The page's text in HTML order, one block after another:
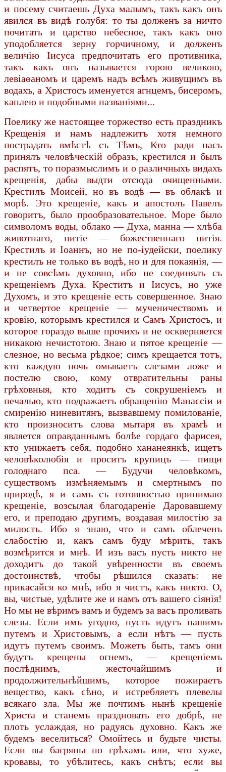
и посему считаешь Духа малымъ, такъ какъ онъ
явился въ видѣ голубя: то ты долженъ за ничто
почитать и царство небесное, такъ какъ оно
уподобляется зерну горчичному, и долженъ
величію Іисуса предпочитать его противника,
такъ какъ онъ называется горою великою,
левіаѳаномъ и царемъ надъ всѣмъ живущимъ въ
водахъ, а Христосъ именуется агнцемъ, бисеромъ,
каплею и подобными названіями...
Поелику же настоящее торжество есть праздникъ
Крещенія и намъ надлежитъ хотя немного
пострадать вмѣстѣ съ Тѣмъ, Кто ради насъ
принялъ человѣческій образъ, крестился и былъ
распятъ, то поразмыслимъ и о различныхъ видахъ
крещенія, дабы выдти отсюда очищенными.
Крестилъ Моисей, но въ водѣ — въ облакѣ и
морѣ. Это крещеніе, какъ и апостолъ Павелъ
говоритъ, было прообразовательное. Море было
символомъ воды, облако — Духа, манна — хлѣба
животнаго, питіе — божественнаго питія.
Крестилъ и Іоаннъ, но не по-іудейски, поелику
крестилъ не только въ водѣ, но и для покаянія, —
и не совсѣмъ духовно, ибо не соединялъ съ
крещеніемъ Духа. Креститъ и Іисусъ, но уже
Духомъ, и это крещеніе есть совершенное. Знаю
и четвертое крещеніе — мученичествомъ и
кровію, которымъ крестился и Самъ Христосъ, и
которое гораздо выше прочихъ и не оскверняется
никакою нечистотою. Знаю и пятое крещеніе —
слезное, но весьма рѣдкое; симъ крещается тотъ,
кто каждую ночь омываетъ слезами ложе и
постелю свою, кому отвратительны раны
грѣховныя, кто ходитъ съ сокрушеніемъ и
печалью, кто подражаетъ обращенію Манассіи и
смиренію ниневитянъ, вызвавшему помилованіе,
кто произноситъ слова мытаря въ храмѣ и
является оправданнымъ болѣе гордаго фарисея,
кто унижаетъ себя, подобно хананеянкѣ, ищетъ
человѣколюбія и проситъ крупицъ — пищи
голоднаго пса. — Будучи человѣкомъ,
существомъ измѣняемымъ и смертнымъ по
природѣ, я и самъ съ готовностью принимаю
крещеніе, возсылая благодареніе Даровавшему
его, и преподаю другимъ, воздавая милостію за
милость. Ибо я знаю, что и самъ облеченъ
слабостію и, какъ самъ буду мѣрить, такъ
возмѣрится и мнѣ. И изъ васъ пусть никто не
доходитъ до такой увѣренности въ своемъ
достоинствѣ, чтобы рѣшился сказать: не
прикасайся ко мнѣ, ибо я чистъ, какъ никто. О,
вы, чистые, удѣлите же и намъ отъ вашего сіянія!
Но мы не вѣримъ вамъ и будемъ за васъ проливать
слезы. Если имъ угодно, пусть идутъ нашимъ
путемъ и Христовымъ, а если нѣтъ — пусть
идутъ путемъ своимъ. Можетъ быть, тамъ они
будутъ крещены огнемъ, — крещеніемъ
послѣднимъ, жесточайшимъ и
продолжительнѣйшимъ, которое пожираетъ
вещество, какъ сѣно, и истребляетъ плевелы
всякаго зла. Мы же почтимъ нынѣ крещеніе
Христа и станемъ праздновать его добрѣ, не
плоть услаждая, но радуясь духовно. Какъ же
будемъ веселиться? Омойтесь и будьте чисты.
Если вы багряны по грѣхамъ или, что хуже,
кровавы, то убѣлитесь, какъ снѣтъ; если вы